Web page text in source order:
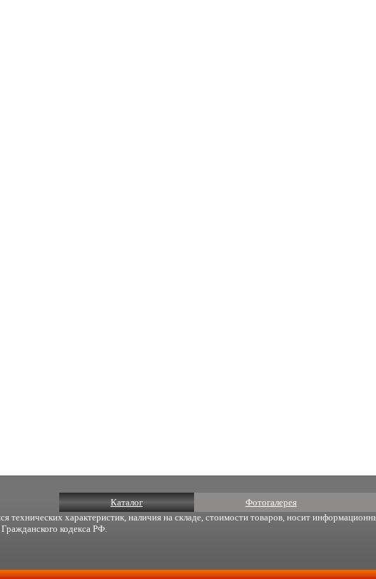
Каталог Фотогалерея
технических характеристик, наличия на складе, стоимости товаров, носит
кодекса РФ.